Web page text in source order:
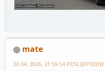
mate
30 04, 2026, 21:59:14 POSLIJEPODNE